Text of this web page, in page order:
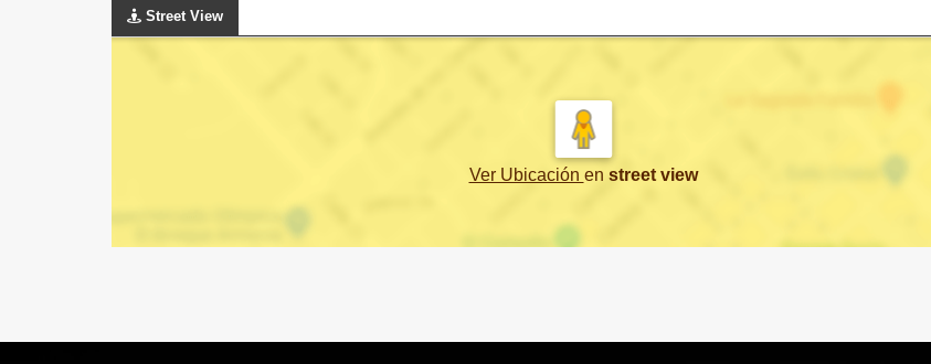
Street View
Ver Ubicación en street view